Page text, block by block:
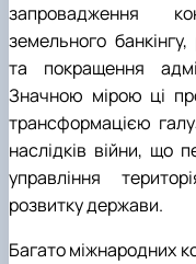
запровадження
земельного
та покращення
Значною мірою ці
трансформацією
наслідків війни, що
управління
розвитку держави.
Багато міжнародних